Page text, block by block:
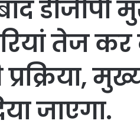
डीजीपी
तेज कर
जाएगा.